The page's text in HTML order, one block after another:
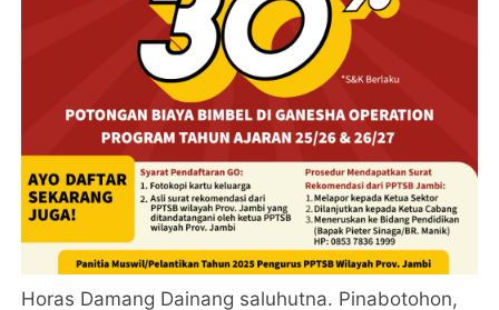
Horas Damang Dainang saluhutna. Pinabotohon,